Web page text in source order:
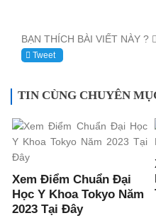
BẠN THÍCH BÀI VIẾT NÀY ?
Tweet
TIN CÙNG CHUYÊN
Xem Điểm Chuẩn Đại
Học Y Khoa Tokyo Năm
2023 Tại Đây